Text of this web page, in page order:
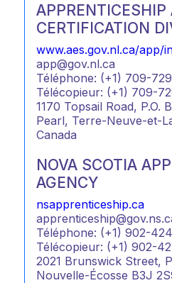
APPRENTICESHIP
CERTIFICATION
www.aes.gov.nl.ca/app/
app@gov.nl.ca
Téléphone: (+1) 709-
Télécopieur: (+1) 709-
1170 Topsail Road, P.O.
Pearl, Terre-Neuve-et-
Canada
NOVA SCOTIA
AGENCY
nsapprenticeship.ca
Téléphone: (+1) 902-
Télécopieur: (+1) 902-
2021 Brunswick Street,
Nouvelle-Écosse B3J